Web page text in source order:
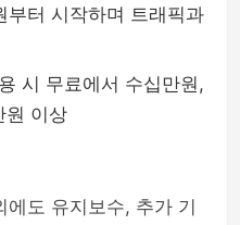
부터 시작하며 트래픽과
시 무료에서 수십만원,
원 이상
도 유지보수, 추가 기